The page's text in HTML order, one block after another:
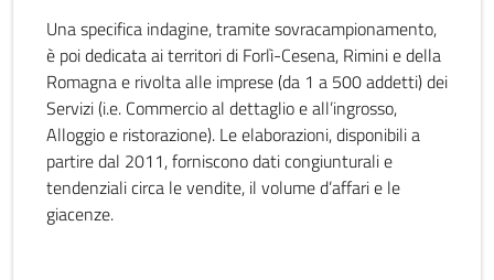
Una specifica indagine, tramite sovracampionamento,
è poi dedicata ai territori di Forlì-Cesena, Rimini e della
Romagna e rivolta alle imprese (da 1 a 500 addetti) dei
Servizi (i.e. Commercio al dettaglio e all’ingrosso,
Alloggio e ristorazione). Le elaborazioni, disponibili a
partire dal 2011, forniscono dati congiunturali e
tendenziali circa le vendite, il volume d’affari e le
giacenze.